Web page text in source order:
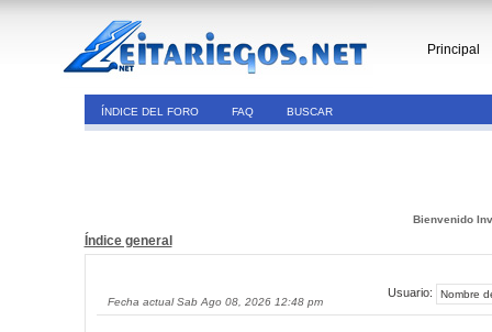
Principal
ÍNDICE DEL FORO FAQ BUSCAR
Bienvenido
Índice general
Fecha actual Sab Ago 08, 2026 12:48 pm
Usuario: